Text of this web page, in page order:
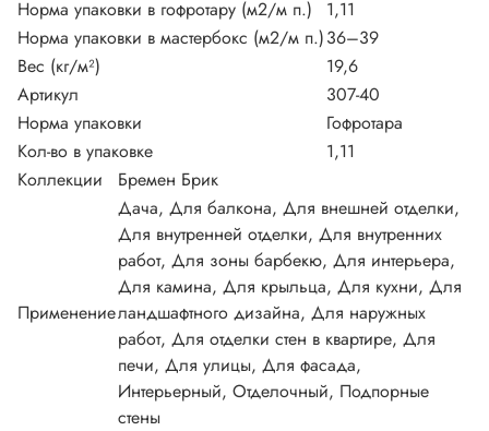
Норма упаковки в гофротару (м2/м п.)
1,11
Норма упаковки в мастербокс (м2/м п.)36–39
Вес (кг/м²)
19,6
Артикул
307-40
Норма упаковки
Гофротара
Кол-во в упаковке
1,11
Коллекции
Бремен Брик
Применение
Дача, Для балкона, Для внешней отделки,
Для внутренней отделки, Для внутренних
работ, Для зоны барбекю, Для интерьера,
Для камина, Для крыльца, Для кухни, Для
ландшафтного дизайна, Для наружных
работ, Для отделки стен в квартире, Для
печи, Для улицы, Для фасада,
Интерьерный, Отделочный, Подпорные
стены